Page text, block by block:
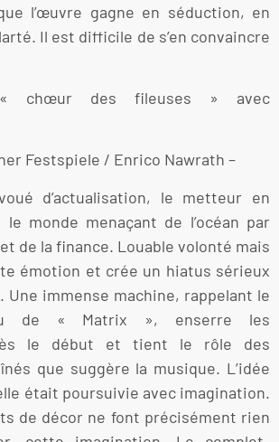
l’œuvre gagne en séduction, en
Il est difficile de s’en convaincre
chœur des fileuses » avec
Festspiele / Enrico Nawrath –
d’actualisation, le metteur en
le monde menaçant de l’océan par
de la finance. Louable volonté mais
émotion et crée un hiatus sérieux
Une immense machine, rappelant le
de « Matrix », enserre les
le début et tient le rôle des
que suggère la musique. L’idée
était poursuivie avec imagination.
de décor ne font précisément rien